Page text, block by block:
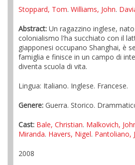
Stoppard, Tom. Williams, John.
Abstract: Un ragazzino inglese,
colonialismo l'ha succhiato con il
giapponesi occupano Shanghai, è
famiglia e finisce in un campo di
diventa scuola di vita.
Lingua: Italiano. Inglese. Francese.
Genere: Guerra. Storico.
Cast: Bale, Christian. Malkovich,
Miranda. Havers, Nigel. Pantoliano,
2008